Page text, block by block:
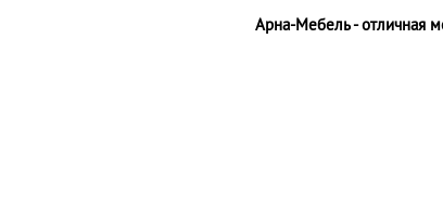
Арна-Мебель - отличная